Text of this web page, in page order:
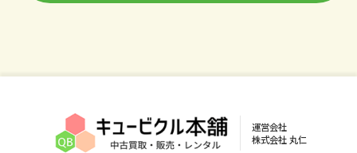
運営会社
株式会社 丸仁